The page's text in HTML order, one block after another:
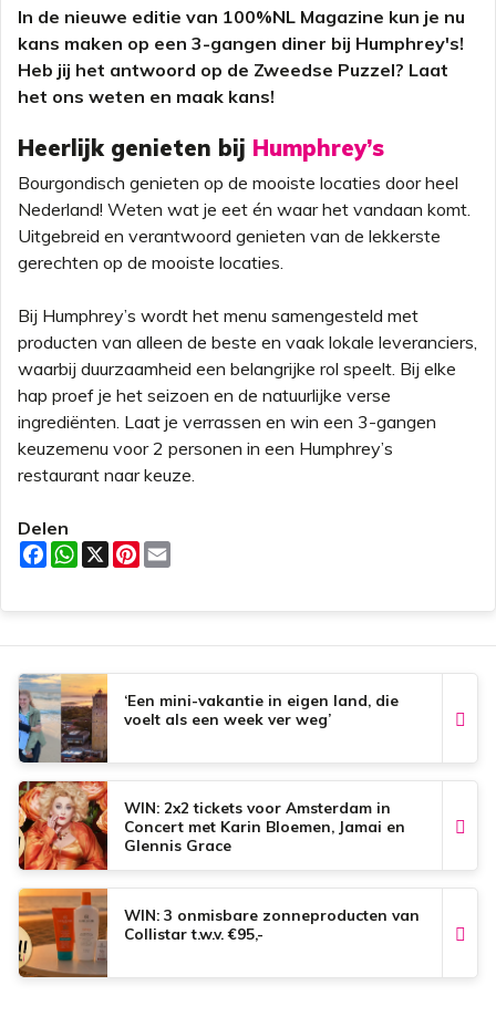
In de nieuwe editie van 100%NL Magazine kun je nu
kans maken op een 3-gangen diner bij Humphrey's!
Heb jij het antwoord op de Zweedse Puzzel? Laat
het ons weten en maak kans!
Heerlijk genieten bij Humphrey’s
Bourgondisch genieten op de mooiste locaties door heel
Nederland! Weten wat je eet én waar het vandaan komt.
Uitgebreid en verantwoord genieten van de lekkerste
gerechten op de mooiste locaties.
Bij Humphrey’s wordt het menu samengesteld met
producten van alleen de beste en vaak lokale leveranciers,
waarbij duurzaamheid een belangrijke rol speelt. Bij elke
hap proef je het seizoen en de natuurlijke verse
ingrediënten. Laat je verrassen en win een 3-gangen
keuzemenu voor 2 personen in een Humphrey’s
restaurant naar keuze.
Delen
F
a
k
W
h
p
X
P
s
‘Een mini-vakantie in eigen land, die
voelt als een week ver weg’
WIN: 2x2 tickets voor Amsterdam in
Concert met Karin Bloemen, Jamai en
Glennis Grace
WIN: 3 onmisbare zonneproducten van
Collistar t.w.v. €95,-